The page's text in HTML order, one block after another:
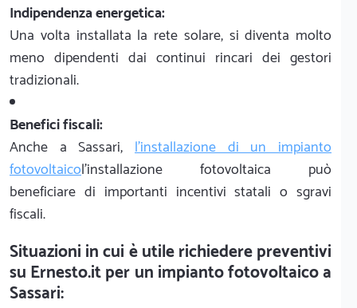
Indipendenza energetica:
Una volta installata la rete solare, si diventa molto
meno dipendenti dai continui rincari dei gestori
tradizionali.
Benefici fiscali:
Anche a Sassari, l'installazione di un impianto
fotovoltaicol'installazione fotovoltaica può
beneficiare di importanti incentivi statali o sgravi
fiscali.
Situazioni in cui è utile richiedere preventivi
su Ernesto.it per un impianto fotovoltaico a
Sassari: